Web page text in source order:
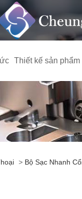
Thiết kế sản phẩm
> Bộ Sạc Nhanh